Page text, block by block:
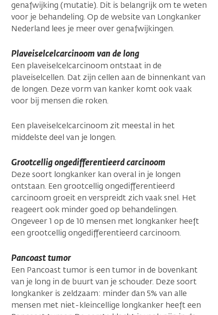
genafwijking (mutatie). Dit is belangrijk om te weten
voor je behandeling. Op de website van Longkanker
Nederland lees je meer over genafwijkingen.
Plaveiselcelcarcinoom van de long
Een plaveiselcelcarcinoom ontstaat in de
plaveiselcellen. Dat zijn cellen aan de binnenkant van
de longen. Deze vorm van kanker komt ook vaak
voor bij mensen die roken.
Een plaveiselcelcarcinoom zit meestal in het
middelste deel van je longen.
Grootcellig ongedifferentieerd carcinoom
Deze soort longkanker kan overal in je longen
ontstaan. Een grootcellig ongedifferentieerd
carcinoom groeit en verspreidt zich vaak snel. Het
reageert ook minder goed op behandelingen.
Ongeveer 1 op de 10 mensen met longkanker heeft
een grootcellig ongedifferentieerd carcinoom.
Pancoast tumor
Een Pancoast tumor is een tumor in de bovenkant
van je long in de buurt van je schouder. Deze soort
longkanker is zeldzaam: minder dan 5% van alle
mensen met niet-kleincellige longkanker heeft een